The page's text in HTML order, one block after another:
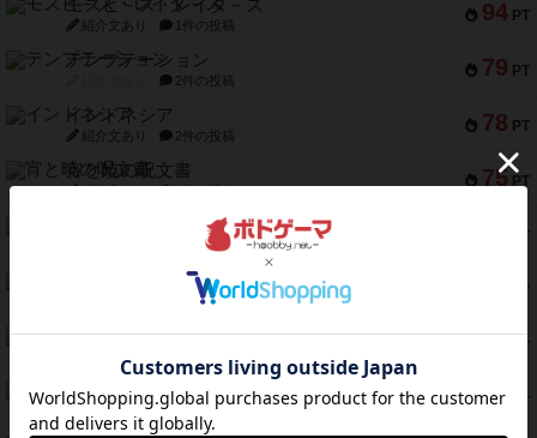
94 PT
モズビ－ズ・レイダ－ズ
紹介文あり 1件の投稿
79 PT
テンプテーション
2件の投稿
78 PT
インドネシア
紹介文あり 2件の投稿
75 PT
宵と暁の呪文書
紹介文あり 8件の投稿
PT
リスボン・トラム 28
9件の投稿
PT
1件の投稿
66 PT
ブラヴェスト
60 PT
スペクタキュラー
紹介文なし 1件の投稿